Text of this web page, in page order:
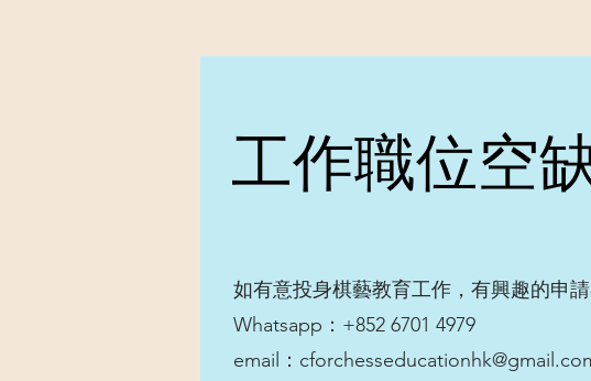
工作職位空
如有意投身棋藝教育工作，有興趣的申
Whatsapp：+852 6701 4979
email：